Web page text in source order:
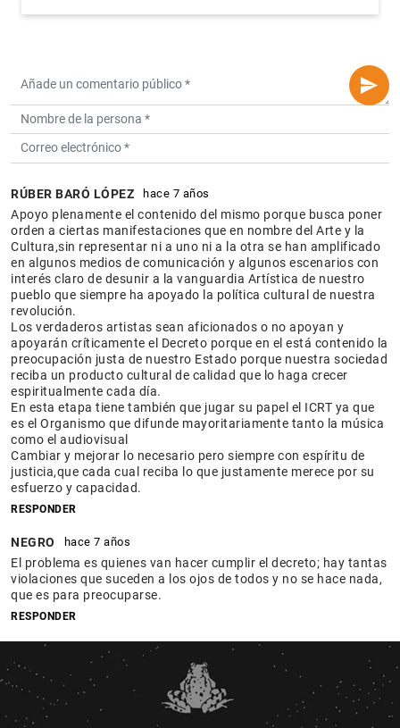
RÚBER BARÓ LÓPEZ hace 7 años
Apoyo plenamente el contenido del mismo porque busca poner
orden a ciertas manifestaciones que en nombre del Arte y la
Cultura,sin representar ni a uno ni a la otra se han amplificado
en algunos medios de comunicación y algunos escenarios con
interés claro de desunir a la vanguardia Artística de nuestro
pueblo que siempre ha apoyado la política cultural de nuestra
revolución.
Los verdaderos artistas sean aficionados o no apoyan y
apoyarán críticamente el Decreto porque en el está contenido la
preocupación justa de nuestro Estado porque nuestra sociedad
reciba un producto cultural de calidad que lo haga crecer
espiritualmente cada día.
En esta etapa tiene también que jugar su papel el ICRT ya que
es el Organismo que difunde mayoritariamente tanto la música
como el audiovisual
Cambiar y mejorar lo necesario pero siempre con espíritu de
justicia,que cada cual reciba lo que justamente merece por su
esfuerzo y capacidad.
RESPONDER
NEGRO hace 7 años
El problema es quienes van hacer cumplir el decreto; hay tantas
violaciones que suceden a los ojos de todos y no se hace nada,
que es para preocuparse.
RESPONDER